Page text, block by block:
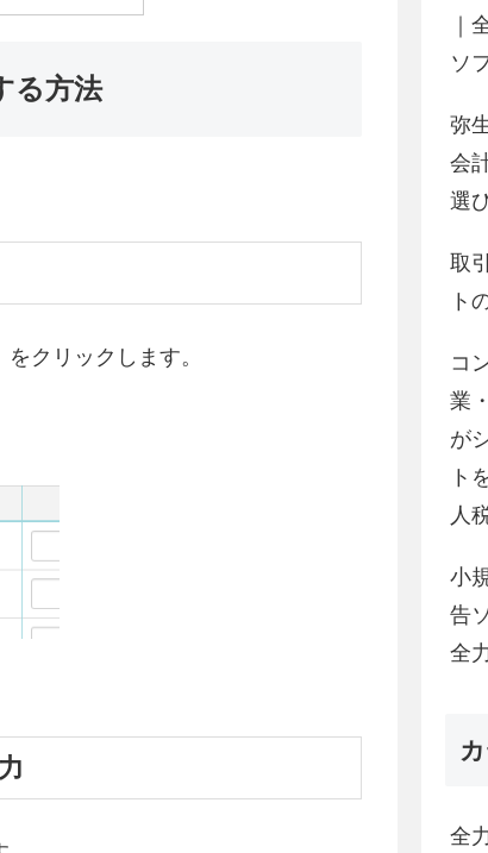
る方法
クリックします。
｜
ソ
弥
会
選
取
ト
コ
業
が
ト
人
小
告
全
全